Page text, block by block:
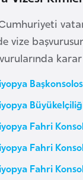
vize
Fahri
Fahri
Fahri